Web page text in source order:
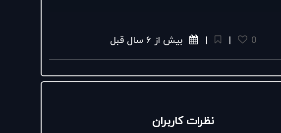
#کیف_اداری #کوله_پشتی_چرم #کیف_چرم
0
|
| بیش از ۶ سال قبل
نظرات کاربران